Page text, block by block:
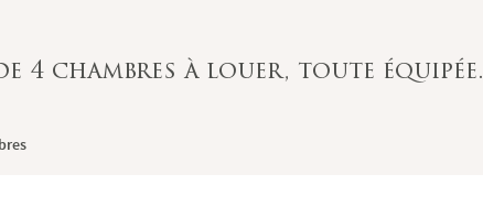
4 chambres à louer, toute équipée.